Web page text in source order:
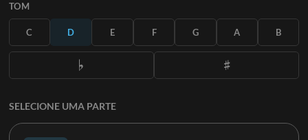
ASSINE
TOM
C D E F G A B
SELECIONE UMA PARTE